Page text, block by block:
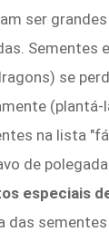
ser
Sementes
se
na lista
de polegada
especiais
das